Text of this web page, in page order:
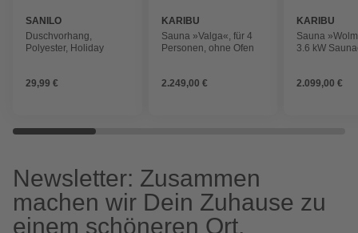
SANILO
Duschvorhang,
Polyester, Holiday
29,99 €
KARIBU
Sauna »Valga«, für 4
Personen, ohne Ofen
2.249,00 €
KARIBU
Sauna
3.6 kW
2.099,00 €
Newsletter: Zusammen
machen wir Dein Zuhause zu
einem schöneren Ort.